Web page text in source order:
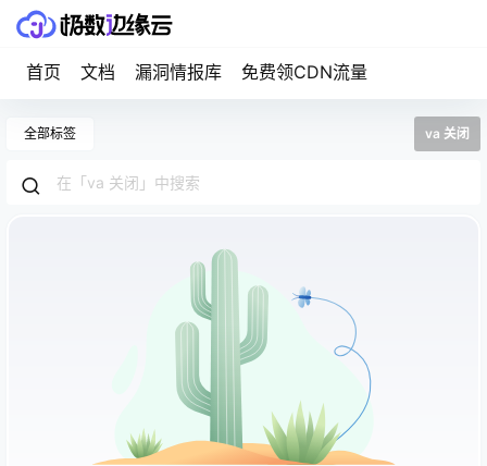
首页 文档 漏洞情报库 免费领CDN流量
全部标签 va 关闭